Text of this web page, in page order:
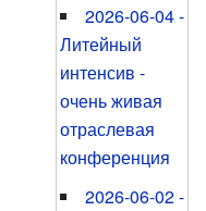
2026-06-04 -
Литейный
интенсив -
очень живая
отраслевая
конференция
2026-06-02 -